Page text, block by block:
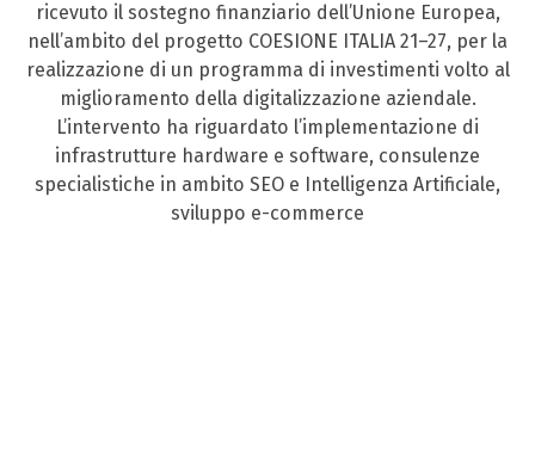
ricevuto il sostegno finanziario dell’Unione Europea,
nell’ambito del progetto COESIONE ITALIA 21–27, per la
realizzazione di un programma di investimenti volto al
miglioramento della digitalizzazione aziendale.
L’intervento ha riguardato l’implementazione di
infrastrutture hardware e software, consulenze
specialistiche in ambito SEO e Intelligenza Artificiale,
sviluppo e-commerce